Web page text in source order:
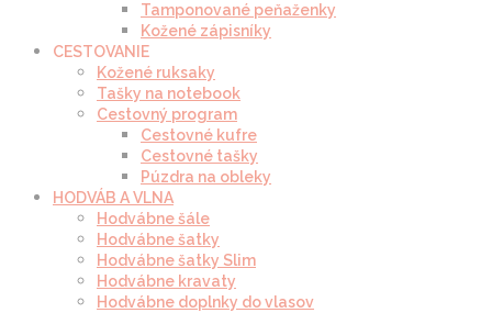
Tamponované peňaženky
Kožené zápisníky
CESTOVANIE
Kožené ruksaky
Tašky na notebook
Cestovný program
Cestovné kufre
Cestovné tašky
Púzdra na obleky
HODVÁB A VLNA
Hodvábne šále
Hodvábne šatky
Hodvábne šatky Slim
Hodvábne kravaty
Hodvábne doplnky do vlasov